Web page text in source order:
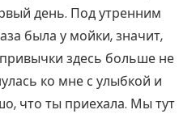
день. Под утренним
была у мойки, значит,
здесь больше не
ко мне с улыбкой и
что ты приехала. Мы тут